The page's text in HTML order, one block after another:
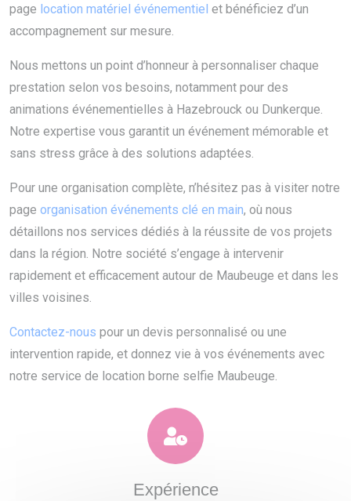
page location matériel événementiel et bénéficiez d’un
accompagnement sur mesure.
Nous mettons un point d’honneur à personnaliser chaque
prestation selon vos besoins, notamment pour des
animations événementielles à Hazebrouck ou Dunkerque.
Notre expertise vous garantit un événement mémorable et
sans stress grâce à des solutions adaptées.
Pour une organisation complète, n’hésitez pas à visiter notre
page organisation événements clé en main, où nous
détaillons nos services dédiés à la réussite de vos projets
dans la région. Notre société s’engage à intervenir
rapidement et efficacement autour de Maubeuge et dans les
villes voisines.
Contactez-nous pour un devis personnalisé ou une
intervention rapide, et donnez vie à vos événements avec
notre service de location borne selfie Maubeuge.
Expérience